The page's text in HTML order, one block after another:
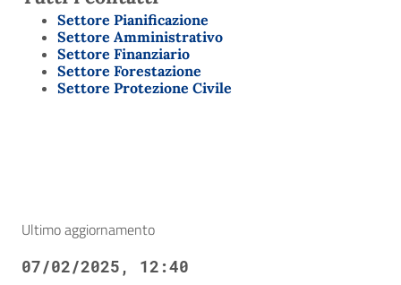
Settore Pianificazione
Settore Amministrativo
Settore Finanziario
Settore Forestazione
Settore Protezione Civile
Ultimo aggiornamento
07/02/2025, 12:40